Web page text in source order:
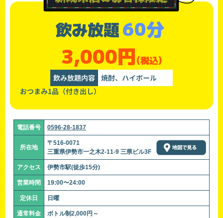
飲み放題60分
3,000円(税込)
飲み放題内容 焼酎、ハイボール
おつまみ1品（付き出し）
電話番号 0596-28-1837
所在地
〒516-0071
三重県伊勢市一之木2-11-9 三県ビル3F
アクセス 伊勢市駅(徒歩15分)
営業時間 19:00〜24:00
定休日 日曜
通常料金 ボトル制2,000円～